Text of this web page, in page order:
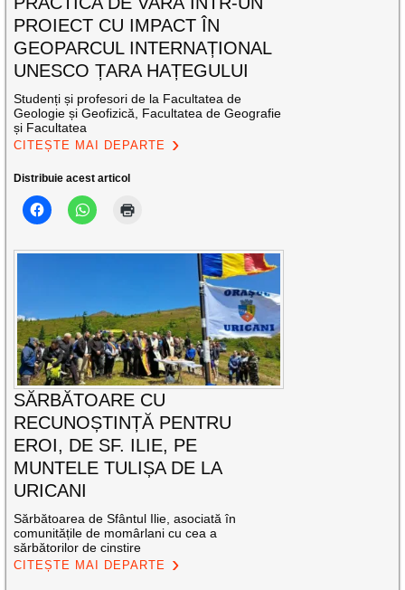
PROIECT CU IMPACT ÎN
GEOPARCUL INTERNAȚIONAL
UNESCO ȚARA HAȚEGULUI
Studenți și profesori de la Facultatea de
Geologie și Geofizică, Facultatea de Geografie
și Facultatea
CITEȘTE MAI DEPARTE
Distribuie acest articol
SĂRBĂTOARE CU
RECUNOȘTINȚĂ PENTRU
EROI, DE SF. ILIE, PE
MUNTELE TULIȘA DE LA
URICANI
Sărbătoarea de Sfântul Ilie, asociată în
comunitățile de momârlani cu cea a
sărbătorilor de cinstire
CITEȘTE MAI DEPARTE